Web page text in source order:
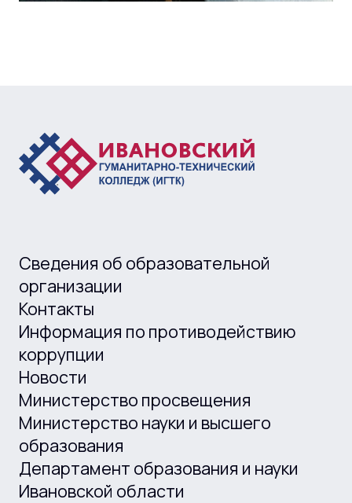
Сведения об образовательной
организации
Контакты
Информация по противодействию
коррупции
Новости
Министерство просвещения
Министерство науки и высшего
образования
Департамент образования и науки
Ивановской области